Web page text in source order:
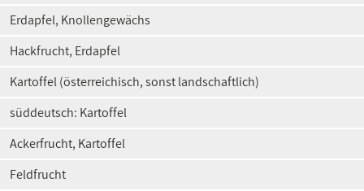
Erdapfel, Knollengewächs
Hackfrucht, Erdapfel
Kartoffel (österreichisch, sonst landschaftlich)
süddeutsch: Kartoffel
Ackerfrucht, Kartoffel
Feldfrucht